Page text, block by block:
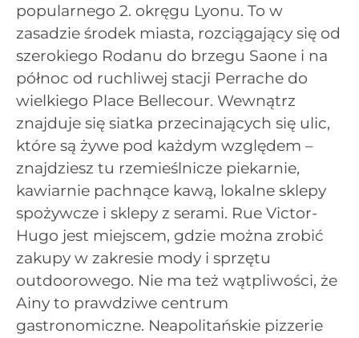
popularnego 2. okręgu Lyonu. To w
zasadzie środek miasta, rozciągający się od
szerokiego Rodanu do brzegu Saone i na
północ od ruchliwej stacji Perrache do
wielkiego Place Bellecour. Wewnątrz
znajduje się siatka przecinających się ulic,
które są żywe pod każdym względem –
znajdziesz tu rzemieślnicze piekarnie,
kawiarnie pachnące kawą, lokalne sklepy
spożywcze i sklepy z serami. Rue Victor-
Hugo jest miejscem, gdzie można zrobić
zakupy w zakresie mody i sprzętu
outdoorowego. Nie ma też wątpliwości, że
Ainy to prawdziwe centrum
gastronomiczne. Neapolitańskie pizzerie